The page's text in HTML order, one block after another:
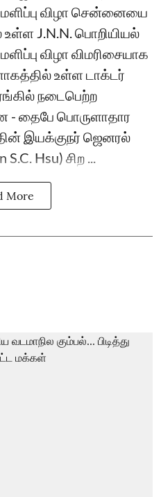
விழா சென்னையை
J.N.N. பொறியியல்
விழா விமரிசையாக
உள்ள டாக்டர்
நடைபெற்ற
- தைபே பொருளாதார
இயக்குநர் ஜெனரல்
Hsu) சிற ...
More